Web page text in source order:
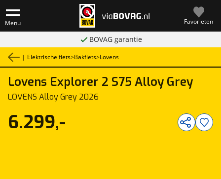
Menu Favorieten
BOVAG garantie
| Elektrische fiets>Bakfiets>Lovens
Lovens Explorer 2 S75 Alloy Grey
LOVENS Alloy Grey 2026
1/1
6.299,-